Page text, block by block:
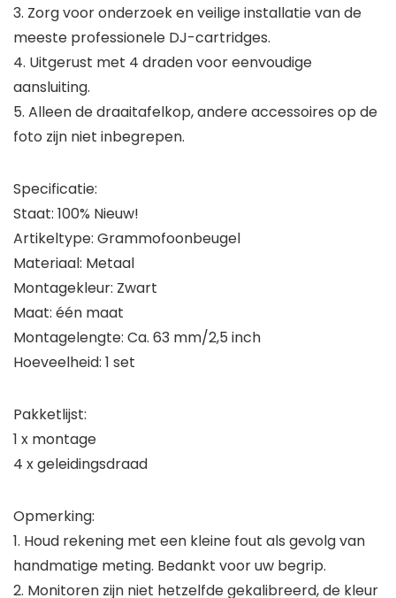
3. Zorg voor onderzoek en veilige installatie van de
meeste professionele DJ-cartridges.
4. Uitgerust met 4 draden voor eenvoudige
aansluiting.
5. Alleen de draaitafelkop, andere accessoires op de
foto zijn niet inbegrepen.
Specificatie:
Staat: 100% Nieuw!
Artikeltype: Grammofoonbeugel
Materiaal: Metaal
Montagekleur: Zwart
Maat: één maat
Montagelengte: Ca. 63 mm/2,5 inch
Hoeveelheid: 1 set
Pakketlijst:
1 x montage
4 x geleidingsdraad
Opmerking:
1. Houd rekening met een kleine fout als gevolg van
handmatige meting. Bedankt voor uw begrip.
2. Monitoren zijn niet hetzelfde gekalibreerd, de kleur